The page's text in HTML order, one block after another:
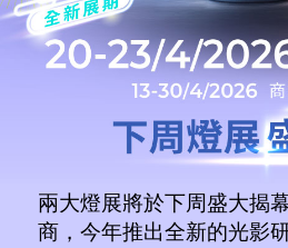
兩大燈展將於下周盛大揭
商，今年推出全新的光影